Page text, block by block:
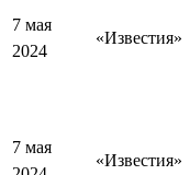
7 мая
2024
«Известия»
7 мая
«Известия»